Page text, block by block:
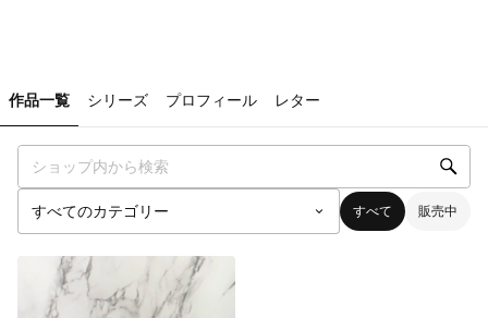
作品一覧 シリーズ プロフィール レター
すべて 販売中